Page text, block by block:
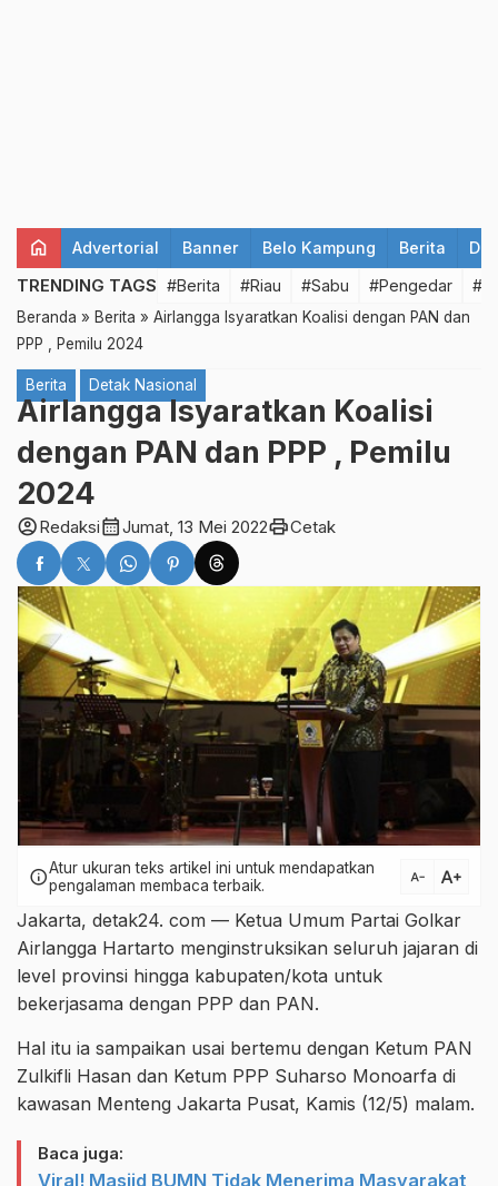
home Advertorial Banner Belo Kampung Berita
TRENDING TAGS #Berita #Riau #Sabu #Pengedar
Beranda » Berita » Airlangga Isyaratkan Koalisi dengan PAN dan
PPP , Pemilu 2024
Berita Detak Nasional
Airlangga Isyaratkan Koalisi
dengan PAN dan PPP , Pemilu
2024
account_circleRedaksicalendar_monthJumat, 13 Mei 2022printCetak
infoAtur ukuran teks artikel ini untuk mendapatkan
pengalaman membaca terbaik.
text_decrease text_increase
Jakarta, detak24. com — Ketua Umum Partai Golkar
Airlangga Hartarto menginstruksikan seluruh jajaran di
level provinsi hingga kabupaten/kota untuk
bekerjasama dengan PPP dan PAN.
Hal itu ia sampaikan usai bertemu dengan Ketum PAN
Zulkifli Hasan dan Ketum PPP Suharso Monoarfa di
kawasan Menteng Jakarta Pusat, Kamis (12/5) malam.
Baca juga:
Viral! Masjid BUMN Tidak Menerima Masyarakat